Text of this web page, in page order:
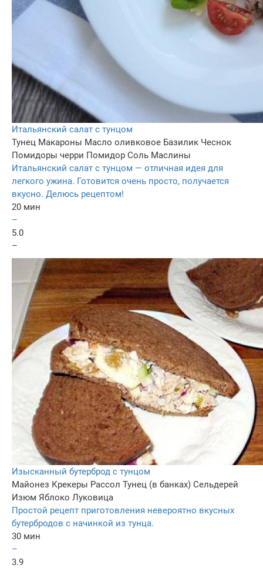
Итальянский салат с тунцом
Тунец Макароны Масло оливковое Базилик Чеснок
Помидоры черри Помидор Соль Маслины
Итальянский салат с тунцом — отличная идея для
легкого ужина. Готовится очень просто, получается
вкусно. Делюсь рецептом!
20 мин
–
5.0
–
Изысканный бутерброд с тунцом
Майонез Крекеры Рассол Тунец (в банках) Сельдерей
Изюм Яблоко Луковица
Простой рецепт приготовления невероятно вкусных
бутербродов с начинкой из тунца.
30 мин
–
3.9